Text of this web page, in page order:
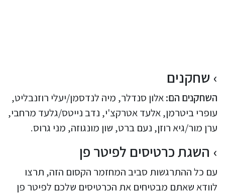
שחקנים
השחקנים הם:אלון סנדלר, מיה לנדסמן/יעלי רוזנבליט,
עופרי ביטרמן, אלעד אטרקצ'י, נדב נייטס/גלעד מרחבי,
ערן מור/גיא רוזן, נעם ברט, שון מונגוזה, מני גרוס.
השגת כרטיסים לפיטר פן
עם כל ההתרגשות סביב המחזמר הקסום הזה, תרצו
לוודא שאתם מבטיחים את הכרטיסים שלכם לפיטר פן